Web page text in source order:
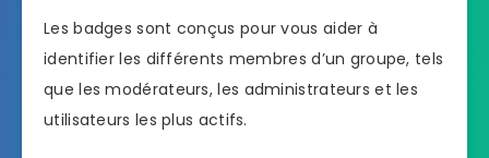
Les badges sont conçus pour vous aider à
identifier les différents membres d’un groupe, tels
que les modérateurs, les administrateurs et les
utilisateurs les plus actifs.